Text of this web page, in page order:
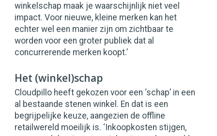
winkelschap maak je waarschijnlijk niet veel
impact. Voor nieuwe, kleine merken kan het
echter wel een manier zijn om zichtbaar te
worden voor een groter publiek dat al
concurrerende merken koopt.’
Het (winkel)schap
Cloudpillo heeft gekozen voor een ‘schap’ in een
al bestaande stenen winkel. En dat is een
begrijpelijke keuze, aangezien de offline
retailwereld moeilijk is. ‘Inkoopkosten stijgen,